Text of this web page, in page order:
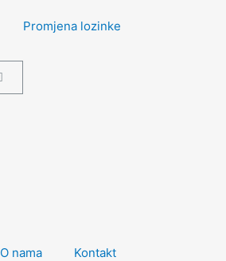
Promjena lozinke
O nama Kontakt